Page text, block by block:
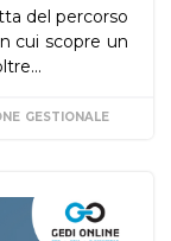
del percorso
cui scopre un
GESTIONALE